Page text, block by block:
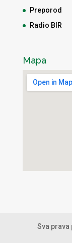
Preporod
Radio BIR
Mapa
Sva